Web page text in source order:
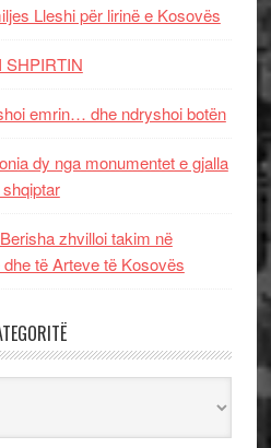
Lleshi për lirinë e Kosovës
SHPIRTIN
emrin… dhe ndryshoi botën
dy nga monumentet e gjalla
zhvilloi takim në
të Arteve të Kosovës